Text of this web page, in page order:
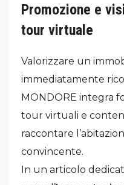
Promozione e
tour virtuale
Valorizzare un
immediatamente
MONDORE integra
tour virtuali e
raccontare
convincente.
In un articolo